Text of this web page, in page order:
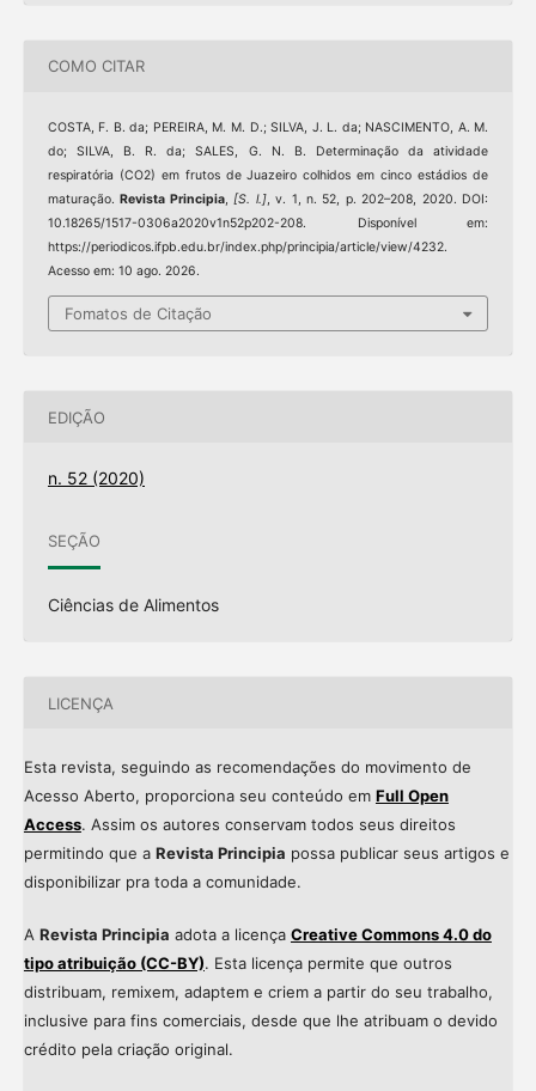
COMO CITAR
COSTA, F. B. da; PEREIRA, M. M. D.; SILVA, J. L. da; NASCIMENTO, A. M.
do; SILVA, B. R. da; SALES, G. N. B. Determinação da atividade
respiratória (CO2) em frutos de Juazeiro colhidos em cinco estádios de
maturação.Revista Principia, [S. l.], v. 1, n. 52, p. 202–208, 2020. DOI:
10.18265/1517-0306a2020v1n52p202-208. Disponível em:
https://periodicos.ifpb.edu.br/index.php/principia/article/view/4232.
Acesso em: 10 ago. 2026.
Fomatos de Citação
EDIÇÃO
n. 52 (2020)
SEÇÃO
Ciências de Alimentos
LICENÇA
Esta revista, seguindo as recomendações do movimento de
Acesso Aberto, proporciona seu conteúdo em Full Open
Access. Assim os autores conservam todos seus direitos
permitindo que a Revista Principia possa publicar seus artigos e
disponibilizar pra toda a comunidade.
A Revista Principia adota a licença Creative Commons 4.0 do
tipo atribuição (CC-BY). Esta licença permite que outros
distribuam, remixem, adaptem e criem a partir do seu trabalho,
inclusive para fins comerciais, desde que lhe atribuam o devido
crédito pela criação original.